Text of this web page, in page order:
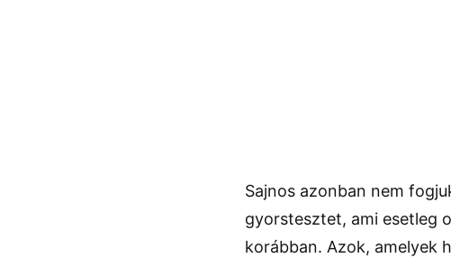
Sajnos azonban nem
gyorstesztet, ami esetleg
korábban. Azok, amelyek